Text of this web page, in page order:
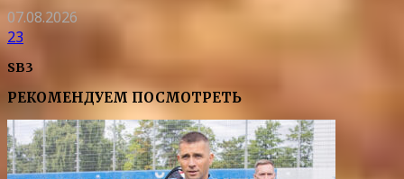
07.08.2026
23
SB3
РЕКОМЕНДУЕМ ПОСМОТРЕТЬ